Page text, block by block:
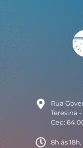
Rua
Teresina -
Cep:
8h ás